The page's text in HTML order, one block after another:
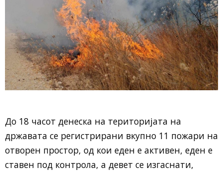
До 18 часот денеска на територијата на
државата се регистрирани вкупно 11 пожари на
отворен простор, од кои еден е активен, еден е
ставен под контрола, а девет се изгаснати,